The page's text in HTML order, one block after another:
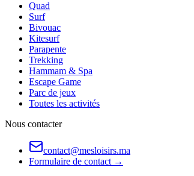
Quad
Surf
Bivouac
Kitesurf
Parapente
Trekking
Hammam & Spa
Escape Game
Parc de jeux
Toutes les activités
Nous contacter
contact@mesloisirs.ma
Formulaire de contact →